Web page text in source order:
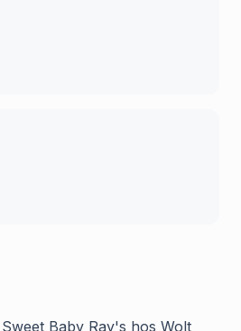
Baby Ray's hos Wolt